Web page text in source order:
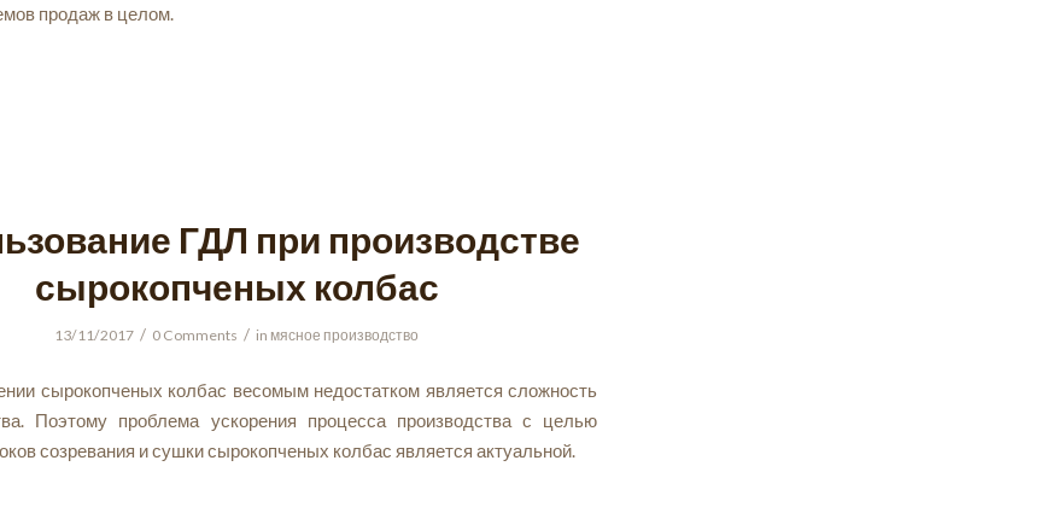
продаж в целом.
ГДЛ при производстве
сырокопченых колбас
13/11/2017 / 0 Comments / in мясное производство
сырокопченых колбас весомым недостатком является сложность
Поэтому проблема ускорения процесса производства с целью
созревания и сушки сырокопченых колбас является актуальной.